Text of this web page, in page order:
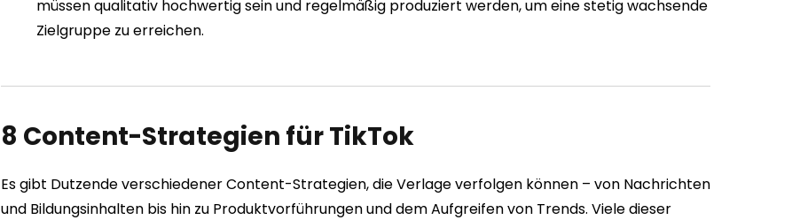
müssen qualitativ hochwertig sein und regelmäßig produziert werden, um eine stetig wachsende
Zielgruppe zu erreichen.
8 Content-Strategien für TikTok
Es gibt Dutzende verschiedener Content-Strategien, die Verlage verfolgen können – von Nachrichten
und Bildungsinhalten bis hin zu Produktvorführungen und dem Aufgreifen von Trends. Viele dieser